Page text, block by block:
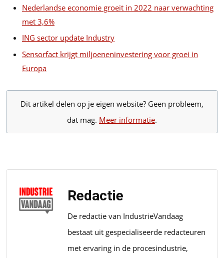
Nederlandse economie groeit in 2022 naar verwachting
met 3,6%
ING sector update Industry
Sensorfact krijgt miljoeneninvestering voor groei in
Europa
Dit artikel delen op je eigen website? Geen probleem,
dat mag. Meer informatie.
Redactie
De redactie van IndustrieVandaag
bestaat uit gespecialiseerde redacteuren
met ervaring in de procesindustrie,